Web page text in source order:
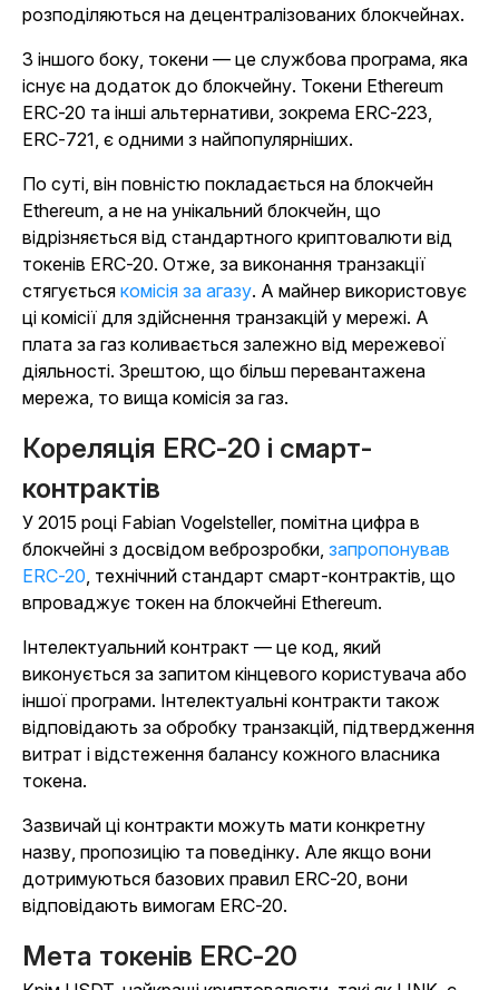
розподіляються на децентралізованих блокчейнах.
З іншого боку, токени — це службова програма, яка
існує на додаток до блокчейну. Токени Ethereum
ERC-20 та інші альтернативи, зокрема ERC-223,
ERC-721, є одними з найпопулярніших.
По суті, він повністю покладається на блокчейн
Ethereum, а не на унікальний блокчейн, що
відрізняється від стандартного криптовалюти від
токенів ERC-20. Отже, за виконання транзакції
стягується комісія за агазу. А майнер використовує
ці комісії для здійснення транзакцій у мережі. А
плата за газ коливається залежно від мережевої
діяльності. Зрештою, що більш перевантажена
мережа, то вища комісія за газ.
Кореляція ERC-20 і смарт-
контрактів
У 2015 році Fabian Vogelsteller, помітна цифра в
блокчейні з досвідом веброзробки, запропонував
ERC-20 , технічний стандарт смарт-контрактів, що
впроваджує токен на блокчейні Ethereum.
Інтелектуальний контракт — це код, який
виконується за запитом кінцевого користувача або
іншої програми. Інтелектуальні контракти також
відповідають за обробку транзакцій, підтвердження
витрат і відстеження балансу кожного власника
токена.
Зазвичай ці контракти можуть мати конкретну
назву, пропозицію та поведінку. Але якщо вони
дотримуються базових правил ERC-20, вони
відповідають вимогам ERC-20.
Мета токенів ERC-20